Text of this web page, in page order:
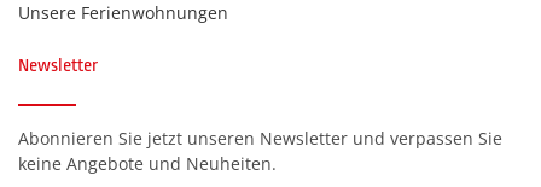
Unsere Ferienwohnungen
Newsletter
Abonnieren Sie jetzt unseren Newsletter und verpassen Sie
keine Angebote und Neuheiten.